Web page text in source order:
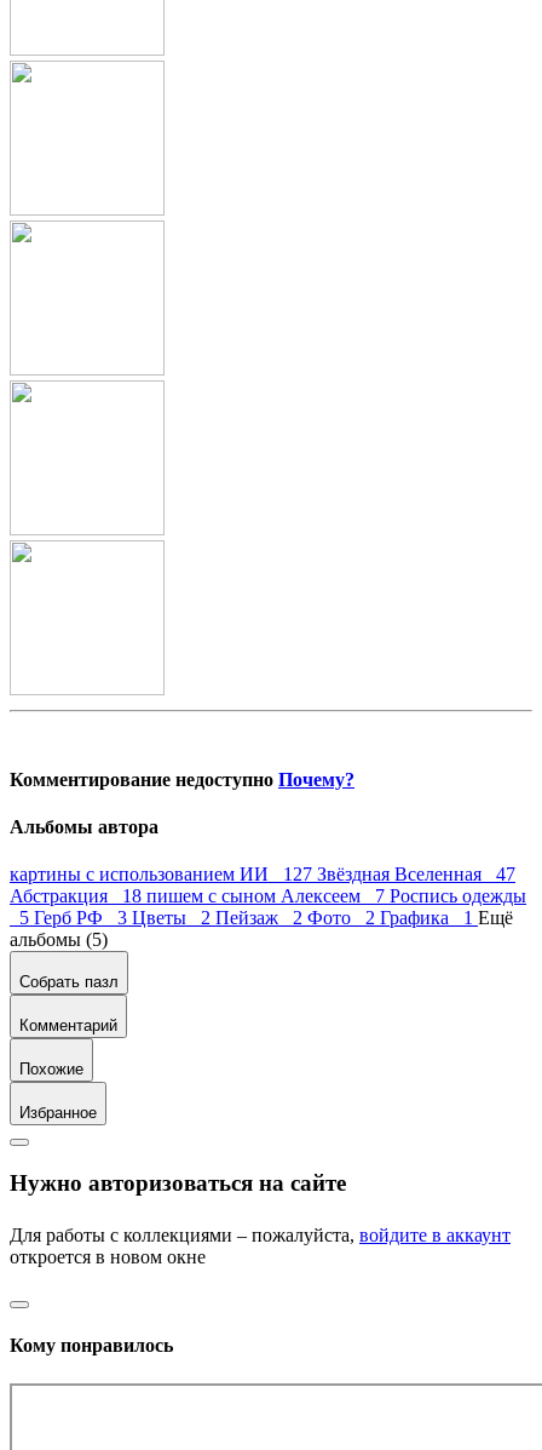
Комментирование недоступно Почему?
Альбомы автора
картины с использованием ИИ 127 Звёздная Вселенная 47
Абстракция 18 пишем с сыном Алексеем 7 Роспись одежды
5 Герб РФ 3 Цветы 2 Пейзаж 2 Фото 2 Графика 1 Ещё
альбомы (5)
Собрать пазл
Комментарий
Похожие
Избранное
Нужно авторизоваться на сайте
Для работы с коллекциями – пожалуйста, войдите в аккаунт
откроется в новом окне
Кому понравилось